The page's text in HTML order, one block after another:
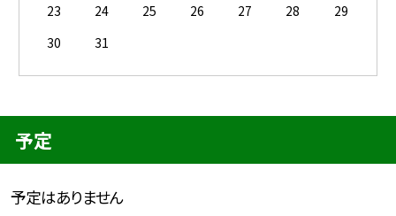
23
24 25 26 27 28
29
30
31
予定
予定はありません